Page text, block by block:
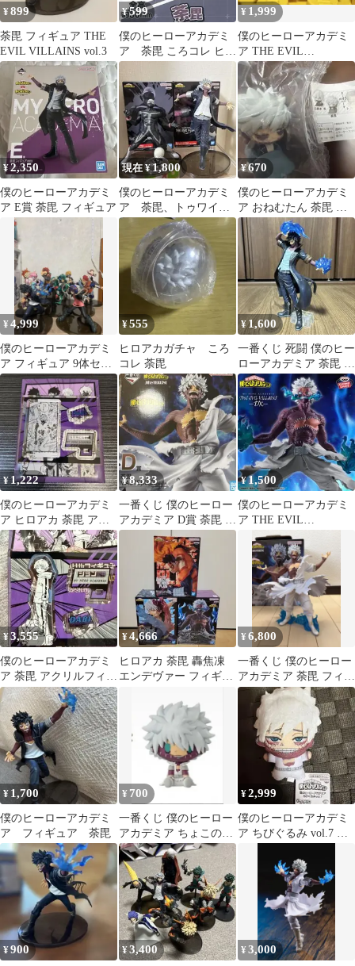
¥899
荼毘 フィギュア THE
EVIL VILLAINS vol.3
¥599
僕のヒーローアカデミ
ア 荼毘 ころコレ ヒロ
アカ ガチャガチャ フ
ィギュア
¥ 1,999
僕のヒーローアカデミ
ア THE EVIL
VILLAINS フィギュア
2種
¥2,350
僕のヒーローアカデミ
ア E賞 荼毘 フィギュア
現在 ¥1,800
僕のヒーローアカデミ
ア 荼毘、トゥワイ
ス フィギュア おま
け付き
¥670
僕のヒーローアカデミ
ア おねむたん 荼毘 フ
ィギュア
¥4,999
僕のヒーローアカデミ
ア フィギュア 9体セッ
ト
¥555
ヒロアカガチャ ころ
コレ 荼毘
¥1,600
一番くじ 死闘 僕のヒー
ローアカデミア 荼毘 フ
ィギュア F賞
¥1,222
僕のヒーローアカデミ
ア ヒロアカ 荼毘 アク
リルフィギュア
VILLAINS
¥8,333
一番くじ 僕のヒーロー
アカデミア D賞 荼毘 フ
ィギュア
¥1,500
僕のヒーローアカデミ
ア THE EVIL
VILLAINS DX 荼毘
¥3,555
僕のヒーローアカデミ
ア 荼毘 アクリルフィギ
ュアコレクション
¥4,666
ヒロアカ 荼毘 轟焦凍
エンデヴァー フィギュ
¥6,800
一番くじ 僕のヒーロー
アカデミア 荼毘 フィギ
ュア
¥ 1,700
僕のヒーローアカデミ
ア フィギュア 荼毘
¥ 700
一番くじ 僕のヒーロー
アカデミア ちょこのっ
こフィギュア 荼毘
¥2,999
僕のヒーローアカデミ
ア ちびぐるみ vol.7 荼
¥900 ¥3,400 ¥3,000